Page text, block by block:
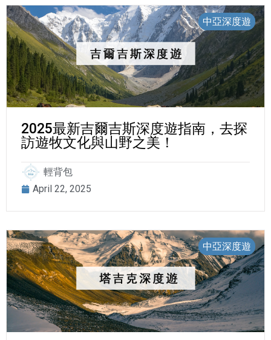
中亞深度遊
2025最新吉爾吉斯深度遊指南，去探
訪遊牧文化與山野之美！
輕背包
April 22, 2025
中亞深度遊